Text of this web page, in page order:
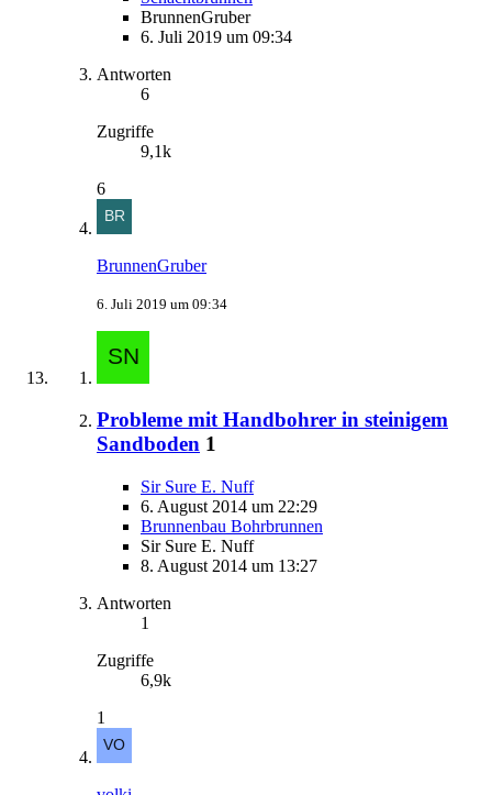
BrunnenGruber
6. Juli 2019 um 09:34
Antworten
6
Zugriffe
9,1k
6
BrunnenGruber
6. Juli 2019 um 09:34
Probleme mit Handbohrer in steinigem
Sandboden 1
Sir Sure E. Nuff
6. August 2014 um 22:29
Brunnenbau Bohrbrunnen
Sir Sure E. Nuff
8. August 2014 um 13:27
Antworten
1
Zugriffe
6,9k
1